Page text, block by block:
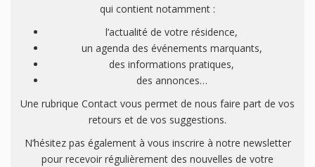
qui contient notamment :
l’actualité de votre résidence,
un agenda des événements marquants,
des informations pratiques,
des annonces…
Une rubrique Contact vous permet de nous faire part de vos
retours et de vos suggestions.
N’hésitez pas également à vous inscrire à notre newsletter
pour recevoir régulièrement des nouvelles de votre